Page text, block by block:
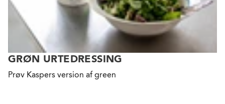
GRØN URTEDRESSING
Prøv Kaspers version af green